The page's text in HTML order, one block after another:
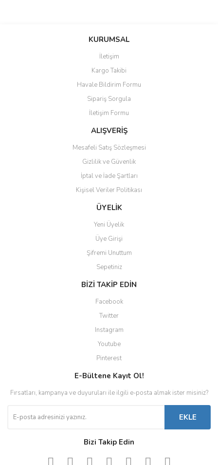
Bu ürüne ilk yorumu siz yapın!
Ürün resmi kalitesiz, bozuk veya görüntülenemiyor.
Ürün açıklamasında eksik bilgiler bulunuyor.
Ürün bilgilerinde hatalar bulunuyor.
Ürün fiyatı diğer sitelerden daha pahalı.
Bu ürüne benzer farklı alternatifler olmalı.
Gönder
KURUMSAL
İletişim
Kargo Takibi
Havale Bildirim Formu
Sipariş Sorgula
İletişim Formu
ALIŞVERİŞ
Mesafeli Satış Sözleşmesi
Gizlilik ve Güvenlik
İptal ve İade Şartları
Kişisel Veriler Politikası
ÜYELİK
Yeni Üyelik
Üye Girişi
Şifremi Unuttum
Sepetiniz
BİZİ TAKİP EDİN
Facebook
Twitter
Instagram
Youtube
Pinterest
E-Bültene Kayıt Ol!
Fırsatları, kampanya ve duyuruları ile ilgili e-posta almak ister misiniz?
EKLE
Bizi Takip Edin